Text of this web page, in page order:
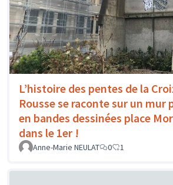
L’histoire des pentes de la
Rousse se raconte sur un mur
en bandes dessinées place
dans le 1er !
Anne-Marie NEULAT 0 1